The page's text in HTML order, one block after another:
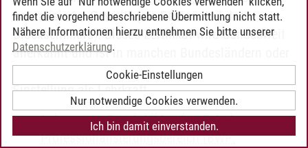
sexualisierter Gewalt“ (als Bestandteil des
Blockseminars). Dieses Zertifikat wird bundesweit
anerkannt und ist in manchen Bundesländern oder
bei manchen Schulträgern notwendig für die
Einstellung als Lehrkraft.
Lehramt an Berufsbildenden Schulen-
Professionalisierungsbereich (BWP;
findet die vorgehend beschriebene Übermittlung nicht statt.
Nähere Informationen hierzu entnehmen Sie bitte unserer
Datenschutzerklärung.
Cookie-Einstellungen
Nur notwendige Cookies verwenden.
Ich bin damit einverstanden.